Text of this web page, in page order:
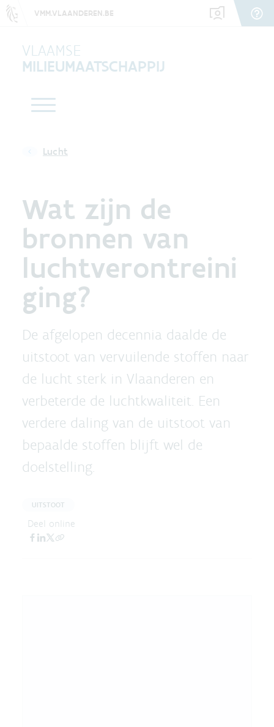
VMM.VLAANDEREN.BE
VLAAMSE
MILIEUMAATSCHAPPIJ
Lucht
Wat zijn de
bronnen van
luchtverontreini
ging?
De afgelopen decennia daalde de
uitstoot van vervuilende stoffen naar
de lucht sterk in Vlaanderen en
verbeterde de luchtkwaliteit. Een
verdere daling van de uitstoot van
bepaalde stoffen blijft wel de
doelstelling.
UITSTOOT
Deel online